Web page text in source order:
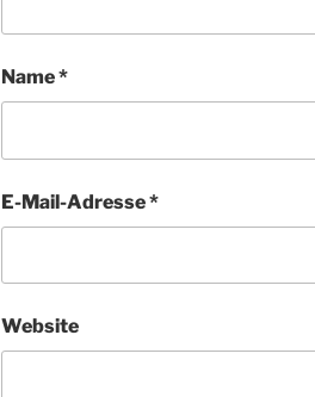
Name*
E-Mail-Adresse*
Website